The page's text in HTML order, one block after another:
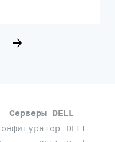
Серверы DELL
DELL